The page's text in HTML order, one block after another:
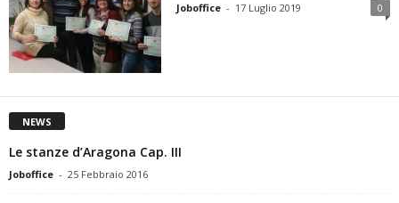
Joboffice - 17 Luglio 2019 0
NEWS
Le stanze d’Aragona Cap. III
Joboffice - 25 Febbraio 2016